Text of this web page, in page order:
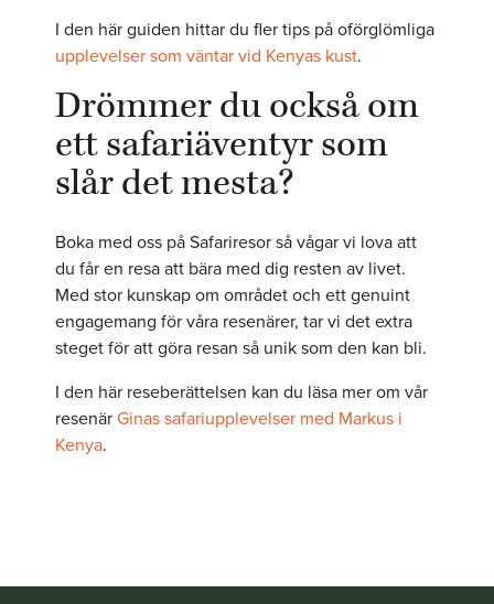
I den här guiden hittar du fler tips på oförglömliga
upplevelser som väntar vid Kenyas kust.
Drömmer du också om
ett safariäventyr som
slår det mesta?
Boka med oss på Safariresor så vågar vi lova att
du får en resa att bära med dig resten av livet.
Med stor kunskap om området och ett genuint
engagemang för våra resenärer, tar vi det extra
steget för att göra resan så unik som den kan bli.
I den här reseberättelsen kan du läsa mer om vår
resenärGinas safariupplevelser med Markus i
Kenya.